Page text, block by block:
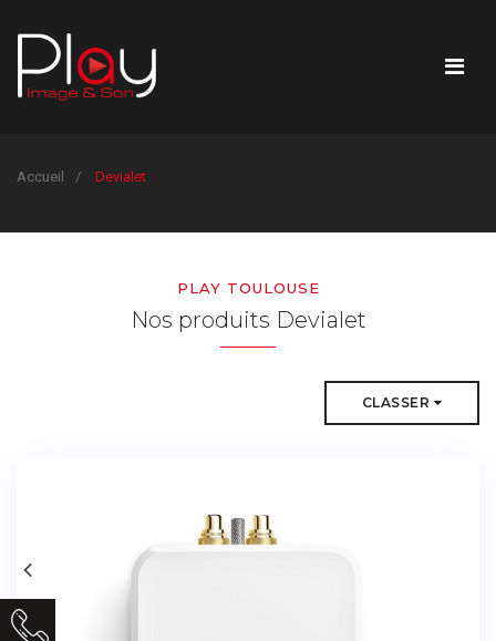
Accueil Devialet
PLAY TOULOUSE
Nos produits Devialet
CLASSER